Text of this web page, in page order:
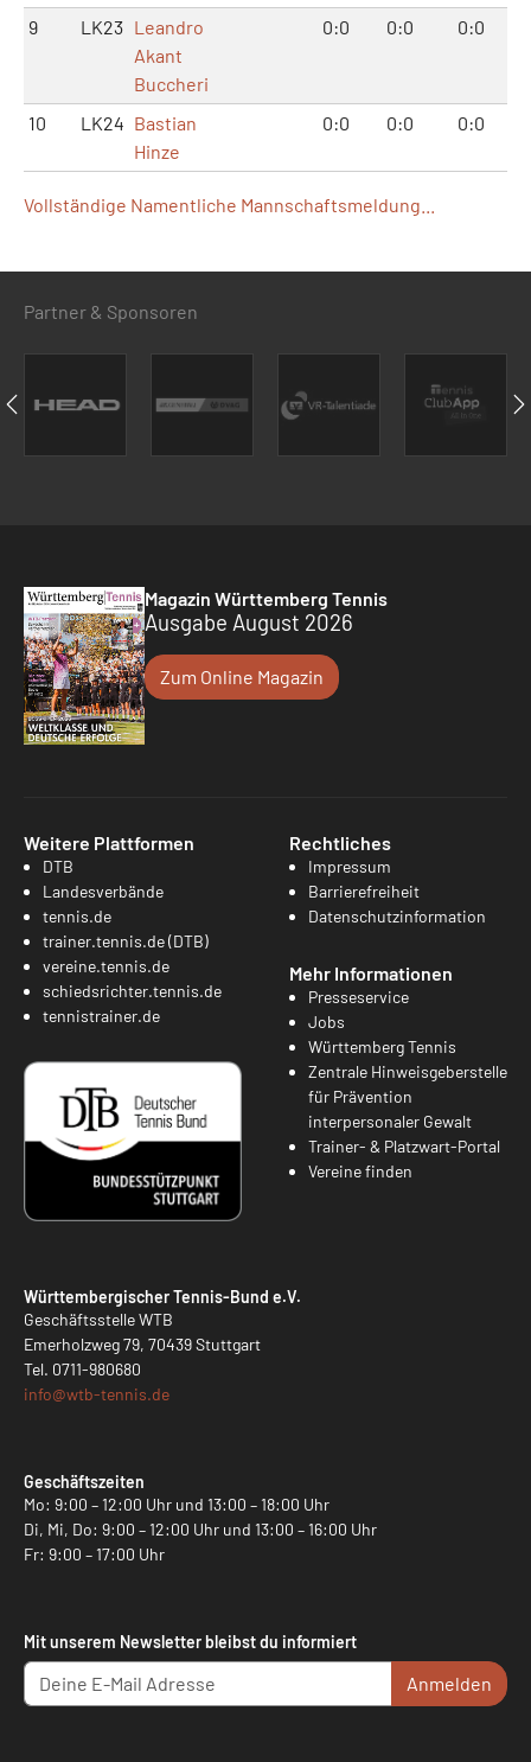
9 LK23 Leandro
Akant
Buccheri
0:0 0:0 0:0
10 LK24 Bastian
Hinze
0:0 0:0 0:0
Vollständige Namentliche Mannschaftsmeldung...
Partner & Sponsoren
Magazin Württemberg Tennis
Ausgabe August 2026
Zum Online Magazin
Weitere Plattformen
DTB
Landesverbände
tennis.de
trainer.tennis.de (DTB)
vereine.tennis.de
schiedsrichter.tennis.de
tennistrainer.de
Rechtliches
Impressum
Barrierefreiheit
Datenschutzinformation
Mehr Informationen
Presseservice
Jobs
Württemberg Tennis
Zentrale Hinweisgeberstelle
für Prävention
interpersonaler Gewalt
Trainer- & Platzwart-Portal
Vereine finden
Württembergischer Tennis-Bund e.V.
Geschäftsstelle WTB
Emerholzweg 79, 70439 Stuttgart
Tel. 0711-980680
info@wtb-tennis.de
Geschäftszeiten
Mo: 9:00 – 12:00 Uhr und 13:00 – 18:00 Uhr
Di, Mi, Do: 9:00 – 12:00 Uhr und 13:00 – 16:00 Uhr
Fr: 9:00 – 17:00 Uhr
Mit unserem Newsletter bleibst du informiert
Anmelden